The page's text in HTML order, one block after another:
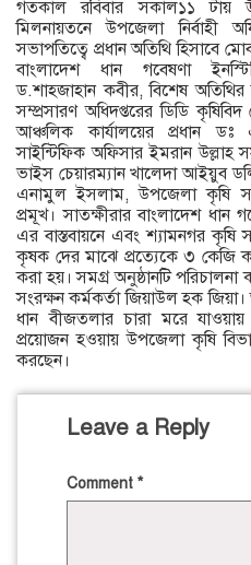
গতকাল রবিবার সকাল১১ টায়
মিলনায়তনে উপজেলা
সভাপতিত্বে প্রধান অতিথি হিসাবে
বাংলাদেশ ধান গবেষণা
ড.শাহজাহান কবীর, বিশেষ অতিথির
সম্প্রসারণ অধিদপ্তরের ডিডি
আঞ্চলিক কার্যালয়ের প্রধান
সাইন্টিফিক অফিসার ইমরান
ভাইস চেয়ারম্যান খালেদা আইয়ুব
এনামুল ইসলাম, উপজেলা কৃষি
প্রমূখ। সাতক্ষীরার বাংলাদেশ ধান
এর বাস্তবায়নে এবং শ্যামনগর
কৃষক দের মাঝে প্রত্যেকে ৩ কেজি
করা হয়। সমগ্র অনুষ্ঠানটি
সংরক্ষন কর্মকর্তা জিয়াউল হক
ধান বীজতলার চারা মরে
প্রয়োজন হওয়ায় উপজেলা কৃষি
করছেন।
Leave a Reply
Comment *